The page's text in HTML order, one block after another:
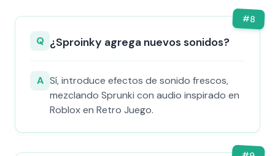
#8
Q ¿Sproinky agrega nuevos sonidos?
A Sí, introduce efectos de sonido frescos,
mezclando Sprunki con audio inspirado en
Roblox en Retro Juego.